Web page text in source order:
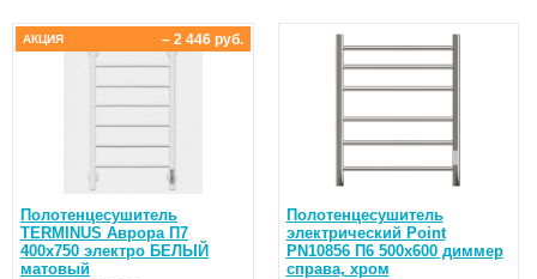
Полотенцесушитель
TERMINUS Аврора П7
400х750 электро БЕЛЫЙ
матовый
– 2 446 руб.
АКЦИЯ
Полотенцесушитель
электрический Point
PN10856 П6 500x600 диммер
справа, хром